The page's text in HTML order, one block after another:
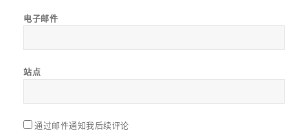
电子邮件
站点
通过邮件通知我后续评论